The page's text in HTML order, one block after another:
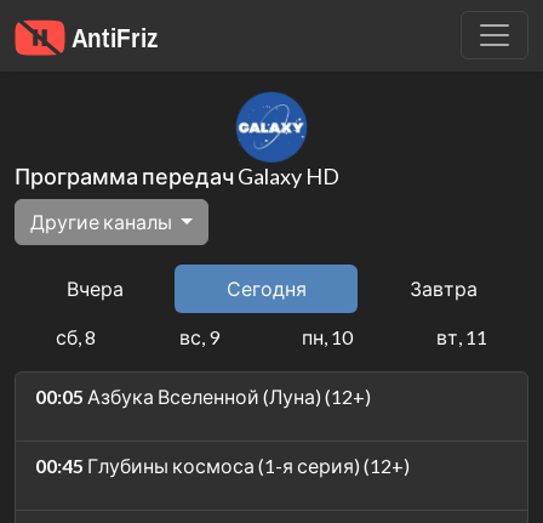
Программа передач Galaxy HD
Другие каналы
Вчера Сегодня Завтра
сб, 8 вс, 9 пн, 10 вт, 11
00:05 Азбука Вселенной (Луна) (12+)
00:45 Глубины космоса (1-я серия) (12+)